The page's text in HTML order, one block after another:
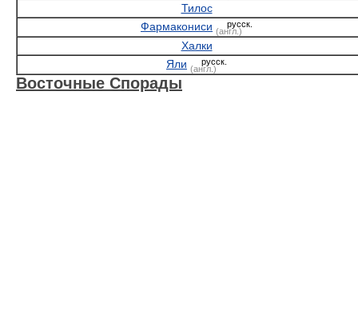
Тилос
Фармакониси (англ.)
русск.
Халки
Яли (англ.)
русск.
Восточные Спорады